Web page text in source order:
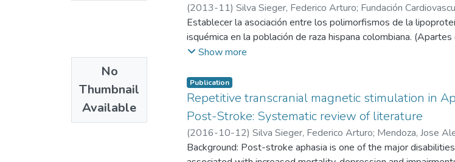
No
Thumbnail
Available
(2013-11) Silva Sieger, Federico Arturo; Fundación
Industrial de Santander (Colombia);COL0037759 - Grupo de
de Colombia; COL0011222 - Grupo de Investigación en
Establecer la asociación entre los polimorfismos de la
isquémica en la población de raza hispana colombiana.
Show more
Publication
Repetitive transcranial magnetic stimulation in
Post-Stroke: Systematic review of literature
(2016-10-12) Silva Sieger, Federico Arturo; Mendoza, Jose
López Romero, Luis Alberto;Pérez, Mónica
Background: Post-stroke aphasia is one of the major